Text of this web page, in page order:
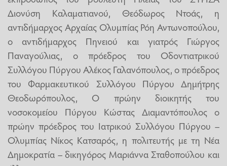
Διονύση Καλαματιανού, Θεόδωρος Ντοάς, η
αντιδήμαρχος Αρχαίας Ολυμπίας Ρόη Αντωνοπούλου,
ο αντιδήμαρχος Πηνειού και γιατρός Γιώργος
Παναγούλιας, ο πρόεδρος του Οδοντιατρικού
Συλλόγου Πύργου Αλέκος Γαλανόπουλος, ο πρόεδρος
του Φαρμακευτικού Συλλόγου Πύργου Δημήτρης
Θεοδωρόπουλος, Ο πρώην διοικητής του
νοσοκομείου Πύργου Κώστας Διαμαντόπουλος ο
πρώην πρόεδρος του Ιατρικού Συλλόγου Πύργου –
Ολυμπίας Νίκος Κατσαρός, η πολιτευτής με τη Νέα
Δημοκρατία – δικηγόρος Μαριάννα Σταθοπούλου και